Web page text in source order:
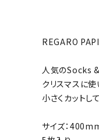
REGARO
人気のSocks
クリスマスに
小さくカットし
サイズ：